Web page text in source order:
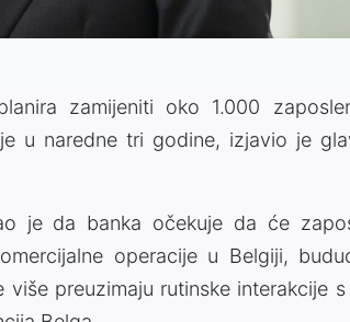
zamijeniti oko 1.000
u naredne tri godine, izjavio je
je da banka očekuje da će
operacije u Belgiji,
preuzimaju rutinske interakcije s